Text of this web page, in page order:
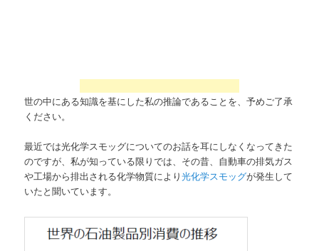
世の中にある知識を基にした私の推論であることを、予めご了承
ください。
最近では光化学スモッグについてのお話を耳にしなくなってきた
のですが、私が知っている限りでは、その昔、自動車の排気ガス
や工場から排出される化学物質により光化学スモッグが発生して
いたと聞いています。